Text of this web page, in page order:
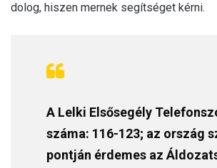
dolog, hiszen mernek segítséget kérni.
A Lelki Elsősegély
száma: 116-123; az ország
pontján érdemes az